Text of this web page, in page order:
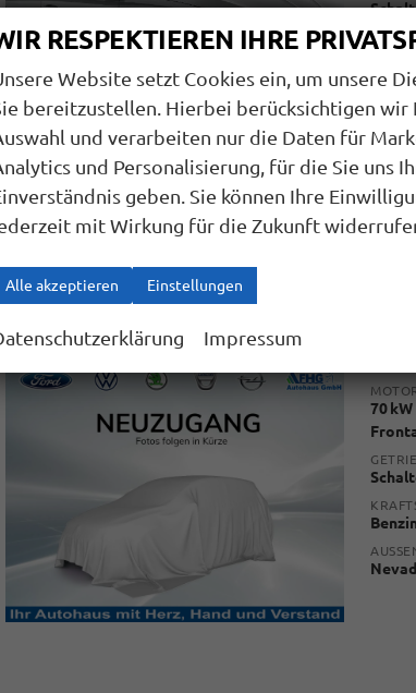
Benzin
SKODAFABIA
BLACK STYLE 1.0 TSI BLACK-STYLE
70
RESPEKTIEREN IHRE
Website setzt Cookies ein, um unsere
bereitzustellen. Hierbei berücksichtigen wir
und verarbeiten nur die Daten für
und Personalisierung, für die Sie uns
geben. Sie können Ihre
mit Wirkung für die Zukunft
Alle akzeptieren Einstellungen
Impressum